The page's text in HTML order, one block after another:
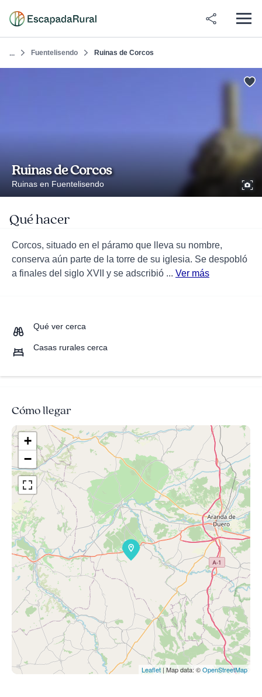
... Fuentelisendo Ruinas de Corcos
Ruinas de Corcos
Ruinas en Fuentelisendo
Qué hacer
Corcos, situado en el páramo que lleva su nombre,
conserva aún parte de la torre de su iglesia. Se despobló
a finales del siglo XVII y se adscribió ... Ver más
Qué ver cerca
Casas rurales cerca
Cómo llegar
+
−
Leaflet | Map data: ©OpenStreetMap